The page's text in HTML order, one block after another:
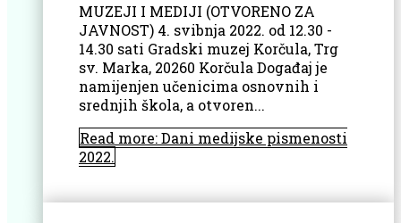
MUZEJI I MEDIJI (OTVORENO ZA
JAVNOST) 4. svibnja 2022. od 12.30 -
14.30 sati Gradski muzej Korčula, Trg
sv. Marka, 20260 Korčula Događaj je
namijenjen učenicima osnovnih i
srednjih škola, a otvoren...
Read more: Dani medijske pismenosti
2022.